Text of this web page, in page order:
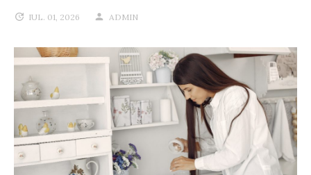
IUL. 01, 2026 ADMIN